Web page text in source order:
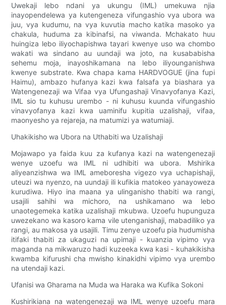
Uwekaji lebo ndani ya ukungu (IML) umekuwa njia
inayopendelewa ya kutengeneza vifungashio vya ubora wa
juu, vya kudumu, na vya kuvutia macho katika masoko ya
chakula, huduma za kibinafsi, na viwanda. Mchakato huu
huingiza lebo iliyochapishwa tayari kwenye uso wa chombo
wakati wa sindano au uundaji wa joto, na kusababisha
sehemu moja, inayoshikamana na lebo iliyounganishwa
kwenye substrate. Kwa chapa kama HARDVOGUE (jina fupi
Haimu), ambazo hufanya kazi kwa falsafa ya biashara ya
Watengenezaji wa Vifaa vya Ufungashaji Vinavyofanya Kazi,
IML sio tu kuhusu urembo - ni kuhusu kuunda vifungashio
vinavyofanya kazi kwa uaminifu kupitia uzalishaji, vifaa,
maonyesho ya rejareja, na matumizi ya watumiaji.
Uhakikisho wa Ubora na Uthabiti wa Uzalishaji
Mojawapo ya faida kuu za kufanya kazi na watengenezaji
wenye uzoefu wa IML ni udhibiti wa ubora. Mshirika
aliyeanzishwa wa IML ameboresha vigezo vya uchapishaji,
uteuzi wa nyenzo, na uundaji ili kufikia matokeo yanayoweza
kurudiwa. Hiyo ina maana ya ulinganisho thabiti wa rangi,
usajili sahihi wa michoro, na ushikamano wa lebo
unaotegemeka katika uzalishaji mkubwa. Uzoefu hupunguza
uwezekano wa kasoro kama vile utenganishaji, mabadiliko ya
rangi, au makosa ya usajili. Timu zenye uzoefu pia hudumisha
itifaki thabiti za ukaguzi na upimaji - kuanzia vipimo vya
maganda na mikwaruzo hadi kuzeeka kwa kasi - kuhakikisha
kwamba kifurushi cha mwisho kinakidhi vipimo vya urembo
na utendaji kazi.
Ufanisi wa Gharama na Muda wa Haraka wa Kufika Sokoni
Kushirikiana na watengenezaji wa IML wenye uzoefu mara